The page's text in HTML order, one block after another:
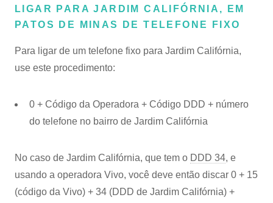
LIGAR PARA JARDIM CALIFÓRNIA, EM
PATOS DE MINAS DE TELEFONE FIXO
Para ligar de um telefone fixo para Jardim Califórnia,
use este procedimento:
0 + Código da Operadora + Código DDD + número
do telefone no bairro de Jardim Califórnia
No caso de Jardim Califórnia, que tem o DDD 34, e
usando a operadora Vivo, você deve então discar 0 + 15
(código da Vivo) + 34 (DDD de Jardim Califórnia) +